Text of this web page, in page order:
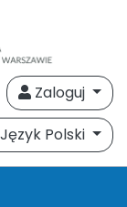
Zaloguj
Język Polski